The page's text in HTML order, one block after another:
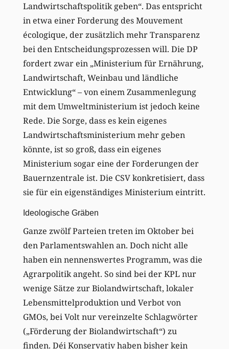
Landwirtschaftspolitik geben“. Das entspricht
in etwa einer Forderung des Mouvement
écologique, der zusätzlich mehr Transparenz
bei den Entscheidungsprozessen will. Die DP
fordert zwar ein „Ministerium für Ernährung,
Landwirtschaft, Weinbau und ländliche
Entwicklung“ – von einem Zusammenlegung
mit dem Umweltministerium ist jedoch keine
Rede. Die Sorge, dass es kein eigenes
Landwirtschaftsministerium mehr geben
könnte, ist so groß, dass ein eigenes
Ministerium sogar eine der Forderungen der
Bauernzentrale ist. Die CSV konkretisiert, dass
sie für ein eigenständiges Ministerium eintritt.
Ideologische Gräben
Ganze zwölf Parteien treten im Oktober bei
den Parlamentswahlen an. Doch nicht alle
haben ein nennenswertes Programm, was die
Agrarpolitik angeht. So sind bei der KPL nur
wenige Sätze zur Biolandwirtschaft, lokaler
Lebensmittelproduktion und Verbot von
GMOs, bei Volt nur vereinzelte Schlagwörter
(„Förderung der Biolandwirtschaft“) zu
finden. Déi Konservativ haben bisher kein